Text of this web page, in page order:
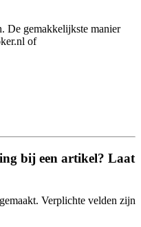
De gemakkelijkste manier
of
bij een artikel? Laat
Verplichte velden zijn